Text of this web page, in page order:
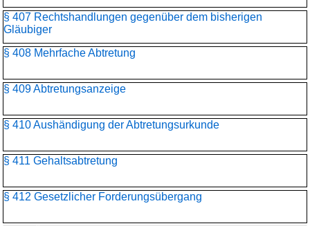
§ 407 Rechtshandlungen gegenüber dem bisherigen
Gläubiger
§ 408 Mehrfache Abtretung
§ 409 Abtretungsanzeige
§ 410 Aushändigung der Abtretungsurkunde
§ 411 Gehaltsabtretung
§ 412 Gesetzlicher Forderungsübergang